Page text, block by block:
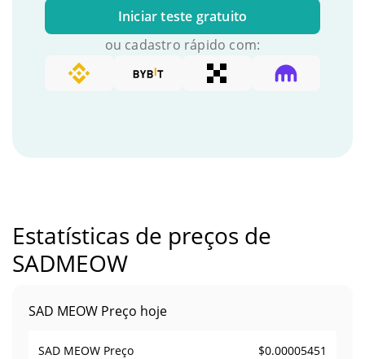
Iniciar teste gratuito
ou cadastro rápido com:
Estatísticas de preços de
SADMEOW
SAD MEOW Preço hoje
SAD MEOW Preço $0.00005451